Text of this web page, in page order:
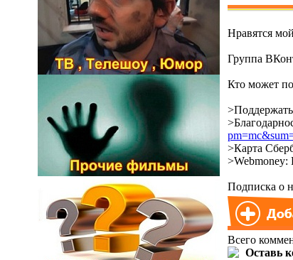
Нравятся
Группа
Кто может
>Карта
>Webmoney:
Подписка о
Всего